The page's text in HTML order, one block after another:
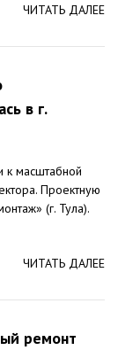
ЧИТАТЬ ДАЛЕЕ
в г.
к масштабной
Проектную
(г. Тула).
ЧИТАТЬ ДАЛЕЕ
ремонт